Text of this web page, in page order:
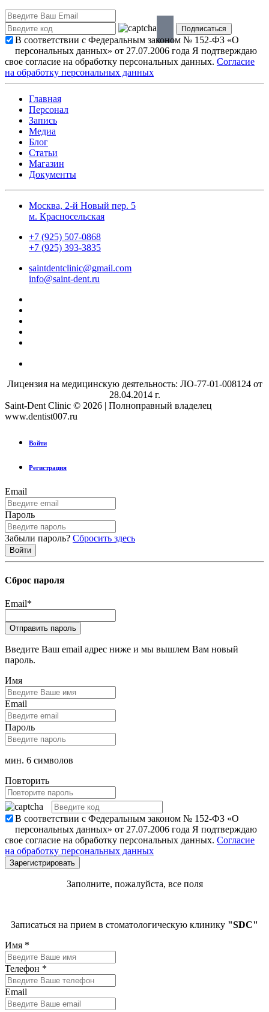
В соответствии с Федеральным законом № 152-ФЗ «О
персональных данных» от 27.07.2006 года Я подтверждаю
свое согласие на обработку персональных данных. Согласие
на обработку персональных данных
Главная
Персонал
Запись
Медиа
Блог
Статьи
Магазин
Документы
Москва, 2-й Новый пер. 5
м. Красносельская
+7 (925) 507-0868
+7 (925) 393-3835
saintdentclinic@gmail.com
info@saint-dent.ru
Лицензия на медицинскую деятельность: ЛО-77-01-008124 от
28.04.2014 г.
Saint-Dent Clinic © 2026 | Полноправный владелец
www.dentist007.ru
Войти
Регистрация
Email
Пароль
Забыли пароль? Сбросить здесь
Сброс пароля
Email*
Введите Ваш email адрес ниже и мы вышлем Вам новый
пароль.
Имя
Email
Пароль
мин. 6 символов
Повторить
В соответствии с Федеральным законом № 152-ФЗ «О
персональных данных» от 27.07.2006 года Я подтверждаю
свое согласие на обработку персональных данных. Согласие
на обработку персональных данных
Заполните, пожалуйста, все поля
Записаться на прием в стоматологическую клинику "SDC"
Имя *
Телефон *
Email